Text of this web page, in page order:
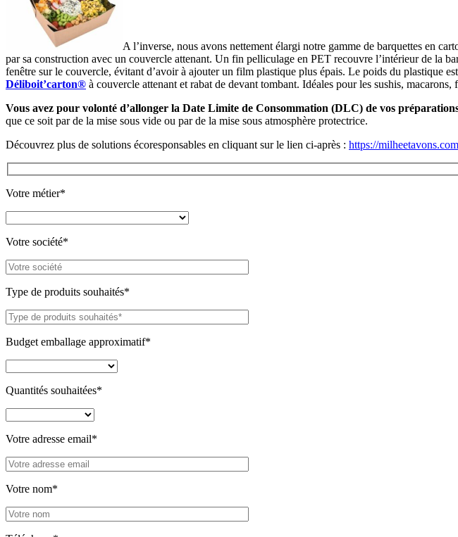
A l’inverse, nous avons nettement élargi notre gamme de barquettes en
par sa construction avec un couvercle attenant. Un fin pelliculage en PET recouvre l’intérieur de la
fenêtre sur le couvercle, évitant d’avoir à ajouter un film plastique plus épais. Le poids du plastique
Déliboit’carton® à couvercle attenant et rabat de devant tombant. Idéales pour les sushis, macarons,
Vous avez pour volonté d’allonger la Date Limite de Consommation (DLC) de vos
que ce soit par de la mise sous vide ou par de la mise sous atmosphère protectrice.
Découvrez plus de solutions écoresponsables en cliquant sur le lien ci-après : https://
Votre métier*
Votre société*
Type de produits souhaités*
Budget emballage approximatif*
Quantités souhaitées*
Votre adresse email*
Votre nom*